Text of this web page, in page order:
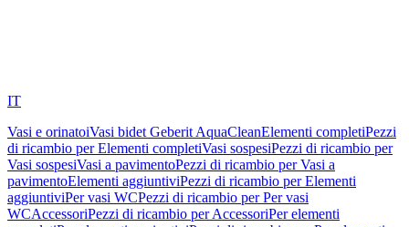
IT
Vasi e orinatoiVasi bidet Geberit AquaCleanElementi completiPezzi
di ricambio per Elementi completiVasi sospesiPezzi di ricambio per
Vasi sospesiVasi a pavimentoPezzi di ricambio per Vasi a
pavimentoElementi aggiuntiviPezzi di ricambio per Elementi
aggiuntiviPer vasi WCPezzi di ricambio per Per vasi
WCAccessoriPezzi di ricambio per AccessoriPer elementi